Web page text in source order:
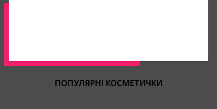
ПОПУЛЯРНІ КОСМЕТИЧКИ